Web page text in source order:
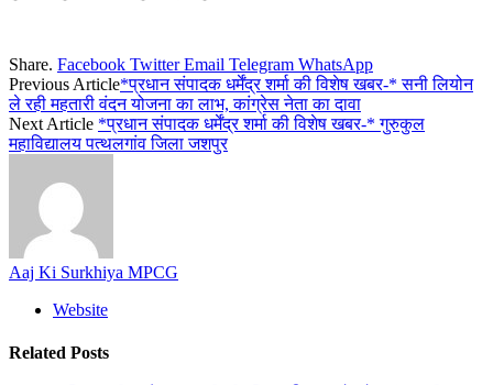
Share. Facebook Twitter Email Telegram WhatsApp
Previous Article*प्रधान संपादक धर्मेंद्र शर्मा की विशेष खबर-* सनी लियोन
ले रही महतारी वंदन योजना का लाभ, कांग्रेस नेता का दावा
Next Article *प्रधान संपादक धर्मेंद्र शर्मा की विशेष खबर-* गुरुकुल
महाविद्यालय पत्थलगांव जिला जशपुर
Aaj Ki Surkhiya MPCG
Website
Related Posts